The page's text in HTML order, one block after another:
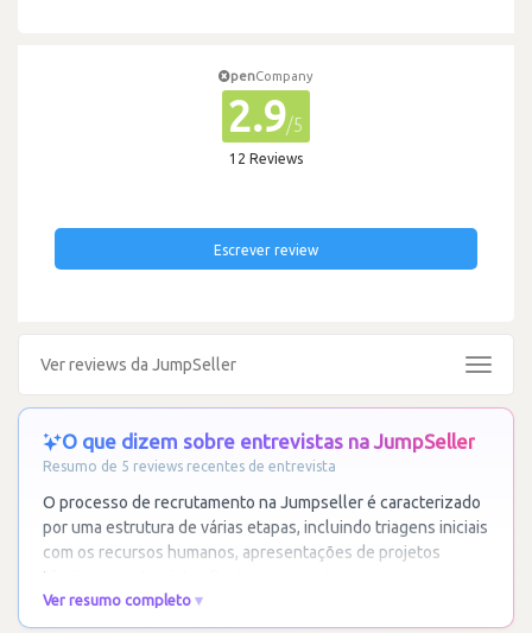
penCompany
2.9/5
12 Reviews
Escrever review
Ver reviews da JumpSeller
Toggle
O que dizem sobre entrevistas na JumpSeller
Resumo de 5 reviews recentes de entrevista
O processo de recrutamento na Jumpseller é caracterizado
por uma estrutura de várias etapas, incluindo triagens iniciais
com os recursos humanos, apresentações de projetos
técnicos e entrevistas finais com os
Ver resumo completo